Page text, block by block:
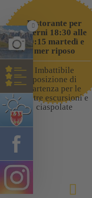
Ristorante per
esterni 18:30 alle
20:15 martedì e
mer riposo
Imbattibile
posizione di
partenza per le
vostre escursioni e
ciaspolate
